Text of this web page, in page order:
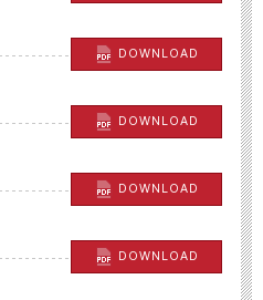
DOWNLOAD
DOWNLOAD
DOWNLOAD
DOWNLOAD